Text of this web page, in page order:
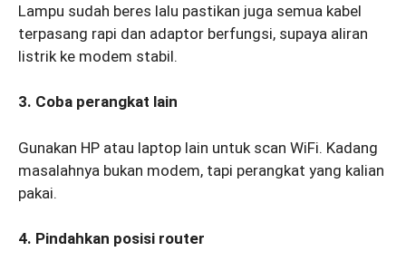
Lampu sudah beres lalu pastikan juga semua kabel
terpasang rapi dan adaptor berfungsi, supaya aliran
listrik ke modem stabil.
3. Coba perangkat lain
Gunakan HP atau laptop lain untuk scan WiFi. Kadang
masalahnya bukan modem, tapi perangkat yang kalian
pakai.
4. Pindahkan posisi router